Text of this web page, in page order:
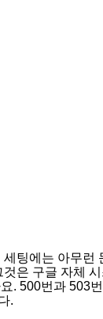
팅에는 아무런
은 구글 자체
. 500번과 503
.